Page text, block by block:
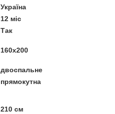
Україна
12 міс
Так
160х200
двоспальне
прямокутна
210 см